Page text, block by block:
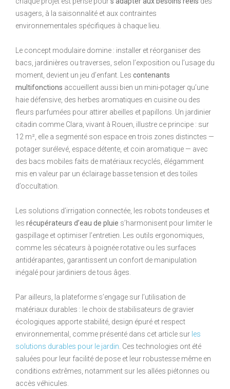
usagers, à la saisonnalité et aux contraintes
environnementales spécifiques à chaque lieu.
Le concept modulaire domine : installer et réorganiser des
bacs, jardinières ou traverses, selon l’exposition ou l’usage du
moment, devient un jeu d’enfant. Les contenants
multifonctions accueillent aussi bien un mini-potager qu’une
haie défensive, des herbes aromatiques en cuisine ou des
fleurs parfumées pour attirer abeilles et papillons. Un jardinier
citadin comme Clara, vivant à Rouen, illustre ce principe : sur
12 m², elle a segmenté son espace en trois zones distinctes —
potager surélevé, espace détente, et coin aromatique — avec
des bacs mobiles faits de matériaux recyclés, élégamment
mis en valeur par un éclairage basse tension et des toiles
d’occultation.
Les solutions d’irrigation connectée, les robots tondeuses et
les récupérateurs d’eau de pluie s’harmonisent pour limiter le
gaspillage et optimiser l’entretien. Les outils ergonomiques,
comme les sécateurs à poignée rotative ou les surfaces
antidérapantes, garantissent un confort de manipulation
inégalé pour jardiniers de tous âges.
Par ailleurs, la plateforme s’engage sur l’utilisation de
matériaux durables : le choix de stabilisateurs de gravier
écologiques apporte stabilité, design épuré et respect
environnemental, comme présenté dans cet article sur les
solutions durables pour le jardin . Ces technologies ont été
saluées pour leur facilité de pose et leur robustesse même en
conditions extrêmes, notamment sur les allées piétonnes ou
accès véhicules.